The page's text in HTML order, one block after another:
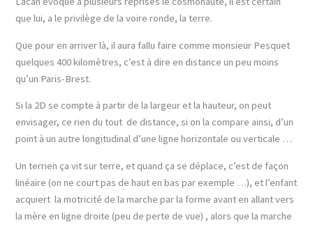
que lui, a le privilège de la voire ronde, la terre.
Que pour en arriver là, il aura fallu faire comme monsieur Pesquet
quelques 400 kilomètres, c’est à dire en distance un peu moins
qu’un Paris-Brest.
Si la 2D se compte à partir de la largeur et la hauteur, on peut
envisager, ce rien du tout de distance, si on la compare ainsi, d’un
point à un autre longitudinal d’une ligne horizontale ou verticale …
Un terrien ça vit sur terre, et quand ça se déplace, c’est de façon
linéaire (on ne court pas de haut en bas par exemple …), et l’enfant
acquiert la motricité de la marche par la forme avant en allant vers
la mère en ligne droite (peu de perte de vue) , alors que la marche